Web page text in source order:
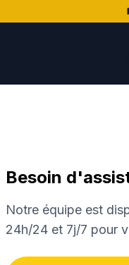
Besoin
Notre équipe est
24h/24 et 7j/7 pour